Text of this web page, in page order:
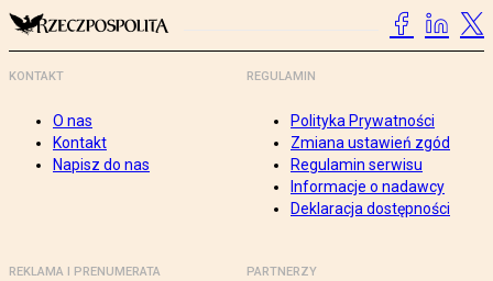
KONTAKT
O nas
Kontakt
Napisz do nas
REGULAMIN
Polityka Prywatności
Zmiana ustawień zgód
Regulamin serwisu
Informacje o nadawcy
Deklaracja dostępności
REKLAMA I PRENUMERATA PARTNERZY